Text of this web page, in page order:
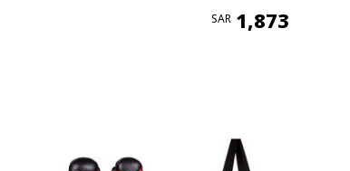
SAR 1,873